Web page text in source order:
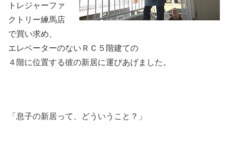
トレジャーファ
クトリー練馬店
で買い求め、
エレベーターのないＲＣ５階建ての
４階に位置する彼の新居に運びあげました。
「息子の新居って、どういうこと？」